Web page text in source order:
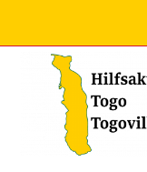
springen